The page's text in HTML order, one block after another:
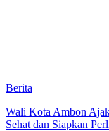
Berita
Wali Kota Ambon
Sehat dan Siapkan